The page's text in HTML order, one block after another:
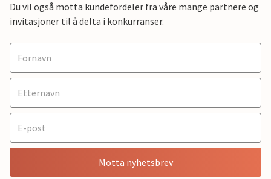
Du vil også motta kundefordeler fra våre mange partnere og
invitasjoner til å delta i konkurranser.
Motta nyhetsbrev